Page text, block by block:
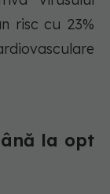
risc cu 23%
la opt